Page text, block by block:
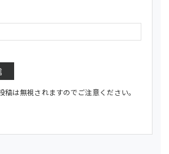
稿は無視されますのでご注意ください。